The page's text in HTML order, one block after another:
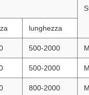
lunghezza
500-2000 M
500-2000 M
800-2000 M